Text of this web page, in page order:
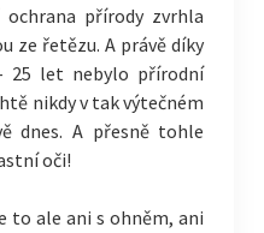
přírody zvrhla
ze řetězu. A právě díky
25 let nebylo přírodní
nikdy v tak výtečném
dnes. A přesně tohle
oči!
to ale ani s ohněm, ani